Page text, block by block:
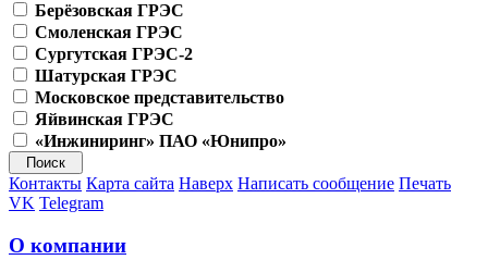
Берёзовская ГРЭС
Смоленская ГРЭС
Сургутская ГРЭС-2
Шатурская ГРЭС
Московское представительство
Яйвинская ГРЭС
«Инжиниринг» ПАО «Юнипро»
Контакты Карта сайта Наверх Написать сообщение Печать
VK Telegram
О компании